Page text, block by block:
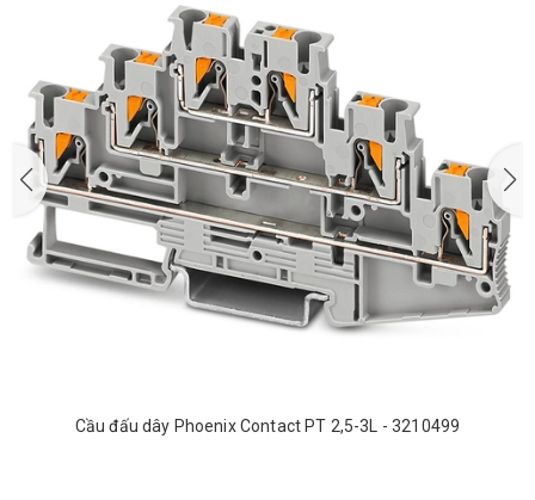
Cầu đấu dây Phoenix Contact PT 2,5-3L - 3210499